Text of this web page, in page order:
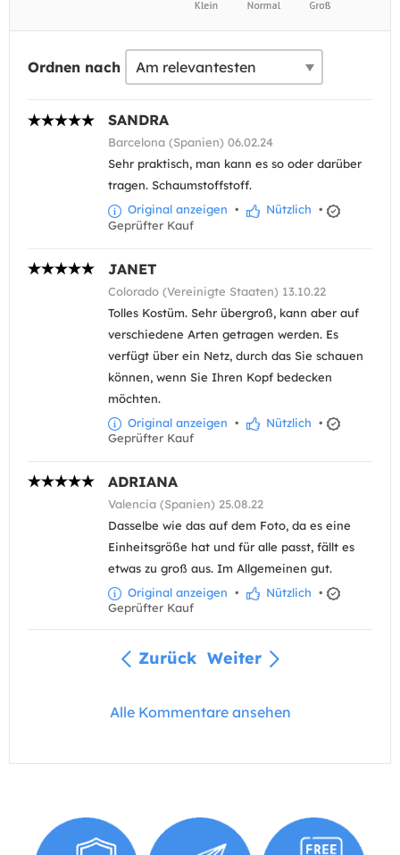
Ordnen nach
SANDRA
Barcelona (Spanien) 06.02.24
Sehr praktisch, man kann es so oder darüber
tragen. Schaumstoffstoff.
Original anzeigen • Nützlich •
Geprüfter Kauf
JANET
Colorado (Vereinigte Staaten) 13.10.22
Tolles Kostüm. Sehr übergroß, kann aber auf
verschiedene Arten getragen werden. Es
verfügt über ein Netz, durch das Sie schauen
können, wenn Sie Ihren Kopf bedecken
möchten.
Original anzeigen • Nützlich •
Geprüfter Kauf
ADRIANA
Valencia (Spanien) 25.08.22
Dasselbe wie das auf dem Foto, da es eine
Einheitsgröße hat und für alle passt, fällt es
etwas zu groß aus. Im Allgemeinen gut.
Original anzeigen • Nützlich •
Geprüfter Kauf
Zurück Weiter
Alle Kommentare ansehen